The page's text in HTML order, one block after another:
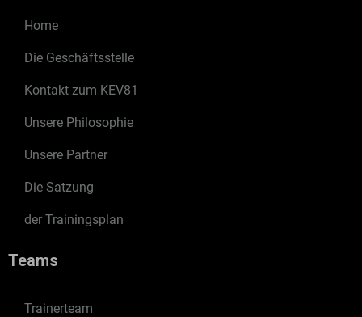
Home
Die Geschäftsstelle
Kontakt zum KEV81
Unsere Philosophie
Unsere Partner
Die Satzung
der Trainingsplan
Teams
Trainerteam